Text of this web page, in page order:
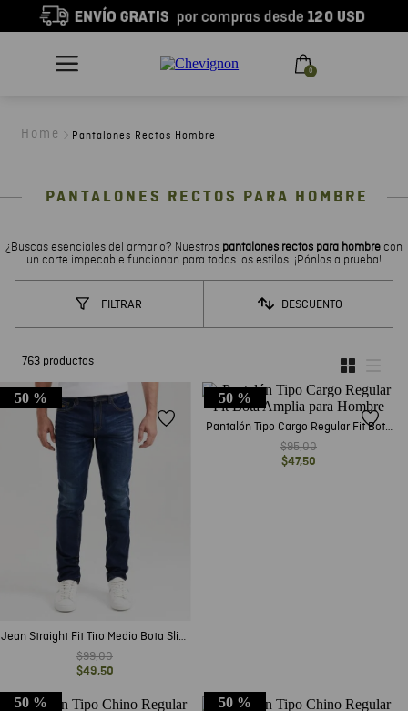
0
Pantalones Rectos Hombre
PANTALONES RECTOS PARA HOMBRE
¿Buscas esenciales del armario? Nuestros pantalones rectos para hombre con
un corte impecable funcionan para todos los estilos. ¡Pónlos a prueba!
FILTRAR DESCUENTO
763 productos
50 %
Jean Straight Fit Tiro Medio Bota Slim
Azul Ultra Oscuro para Hombre
$99,00
$49,50
50 %
Pantalón Tipo Cargo Regular Fit Bota
Amplia para Hombre
$95,00
$47,50
50 % 50 %